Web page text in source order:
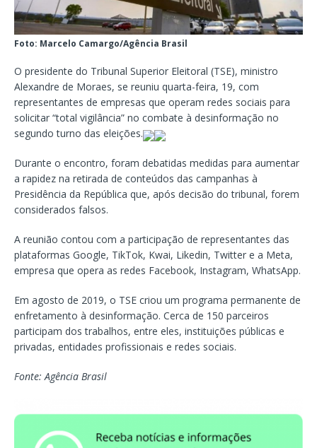
Foto: Marcelo Camargo/Agência Brasil
O presidente do Tribunal Superior Eleitoral (TSE), ministro
Alexandre de Moraes, se reuniu quarta-feira, 19, com
representantes de empresas que operam redes sociais para
solicitar “total vigilância” no combate à desinformação no
segundo turno das eleições.
Durante o encontro, foram debatidas medidas para aumentar
a rapidez na retirada de conteúdos das campanhas à
Presidência da República que, após decisão do tribunal, forem
considerados falsos.
A reunião contou com a participação de representantes das
plataformas Google, TikTok, Kwai, Likedin, Twitter e a Meta,
empresa que opera as redes Facebook, Instagram, WhatsApp.
Em agosto de 2019, o TSE criou um programa permanente de
enfretamento à desinformação. Cerca de 150 parceiros
participam dos trabalhos, entre eles, instituições públicas e
privadas, entidades profissionais e redes sociais.
Fonte: Agência Brasil